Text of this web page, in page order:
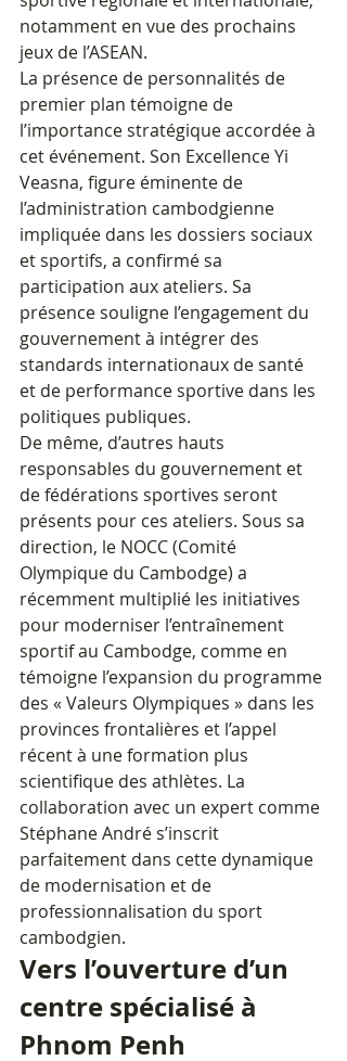
notamment en vue des prochains
jeux de l’ASEAN.
La présence de personnalités de
premier plan témoigne de
l’importance stratégique accordée à
cet événement. Son Excellence Yi
Veasna, figure éminente de
l’administration cambodgienne
impliquée dans les dossiers sociaux
et sportifs, a confirmé sa
participation aux ateliers. Sa
présence souligne l’engagement du
gouvernement à intégrer des
standards internationaux de santé
et de performance sportive dans les
politiques publiques.
De même, d’autres hauts
responsables du gouvernement et
de fédérations sportives seront
présents pour ces ateliers. Sous sa
direction, le NOCC (Comité
Olympique du Cambodge) a
récemment multiplié les initiatives
pour moderniser l’entraînement
sportif au Cambodge, comme en
témoigne l’expansion du programme
des « Valeurs Olympiques » dans les
provinces frontalières et l’appel
récent à une formation plus
scientifique des athlètes. La
collaboration avec un expert comme
Stéphane André s’inscrit
parfaitement dans cette dynamique
de modernisation et de
professionnalisation du sport
cambodgien.
Vers l’ouverture d’un
centre spécialisé à
Phnom Penh